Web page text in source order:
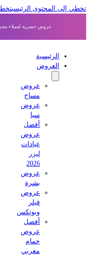
إلى المحتوى الرئيسي تخطي
عروض حصرية لعملاء مجموعة
الرئيسية
العروض
عروض
مساج
عروض
أفضل
عروض
عيادات
عروض
بشرة
عروض
وبوتكس
أفضل
عروض
حمام
مغربي